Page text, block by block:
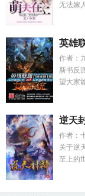
无法嫁
英雄
作者：
新书反
望大家
逆天
作者：
关于逆
至上的